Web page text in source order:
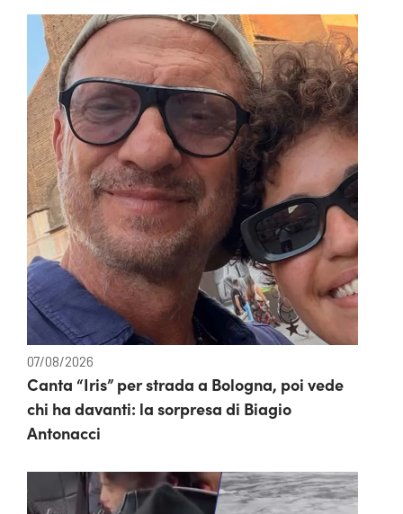
07/08/2026
Canta “Iris” per strada a Bologna, poi vede
chi ha davanti: la sorpresa di Biagio
Antonacci